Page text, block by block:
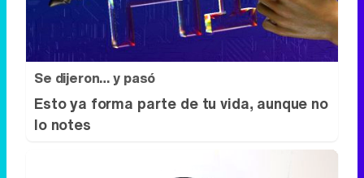
Se dijeron… y pasó
Esto ya forma parte de tu vida, aunque no
lo notes